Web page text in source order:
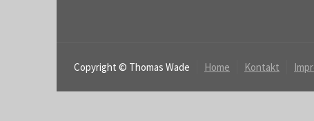
Copyright © Thomas Wade Home Kontakt